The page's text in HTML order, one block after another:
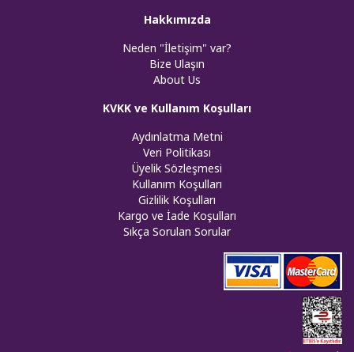
Hakkımızda
Neden "İletişim" var?
Bize Ulaşın
About Us
KVKK ve Kullanım Koşulları
Aydınlatma Metni
Veri Politikası
Üyelik Sözleşmesi
Kullanım Koşulları
Gizlilik Koşulları
Kargo ve İade Koşulları
Sıkça Sorulan Sorular